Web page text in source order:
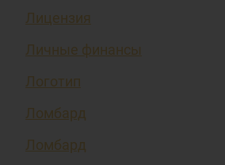
Лицензия
Личные финансы
Логотип
Ломбард
Ломбард